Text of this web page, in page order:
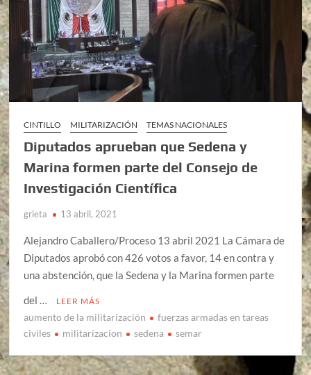
CINTILLO MILITARIZACIÓN TEMAS NACIONALES
Diputados aprueban que Sedena y
Marina formen parte del Consejo de
Investigación Científica
grieta 13 abril, 2021
Alejandro Caballero/Proceso 13 abril 2021 La Cámara de
Diputados aprobó con 426 votos a favor, 14 en contra y
una abstención, que la Sedena y la Marina formen parte
del …
LEER MÁS
aumento de la militarización
fuerzas armadas en tareas
civiles
militarizacion sedena semar